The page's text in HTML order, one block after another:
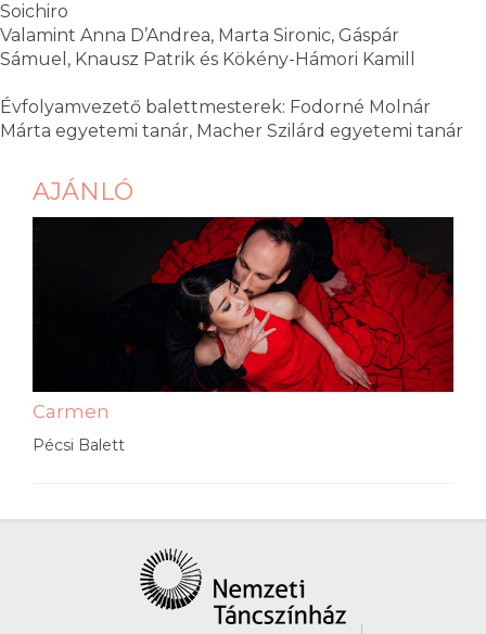
Soichiro
Valamint Anna D’Andrea, Marta Sironic, Gáspár
Sámuel, Knausz Patrik és Kökény-Hámori Kamill
Évfolyamvezető balettmesterek: Fodorné Molnár
Márta egyetemi tanár, Macher Szilárd egyetemi tanár
AJÁNLÓ
Carmen
Pécsi Balett